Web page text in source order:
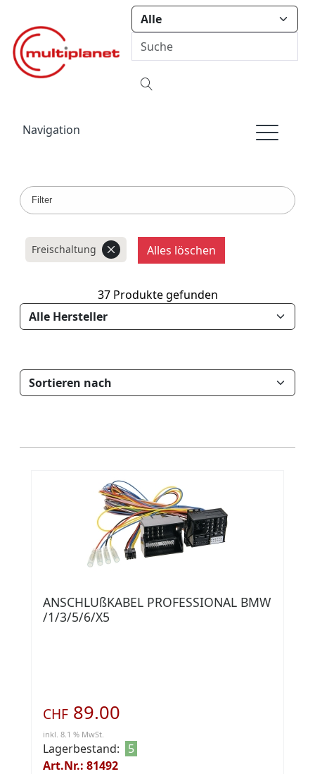
Navigation
Filter
Freischaltung Alles löschen
37 Produkte gefunden
ANSCHLUßKABEL PROFESSIONAL BMW
/1/3/5/6/X5
CHF 89.00
inkl. 8.1 % MwSt.
Lagerbestand:
5
Art.Nr.: 81492